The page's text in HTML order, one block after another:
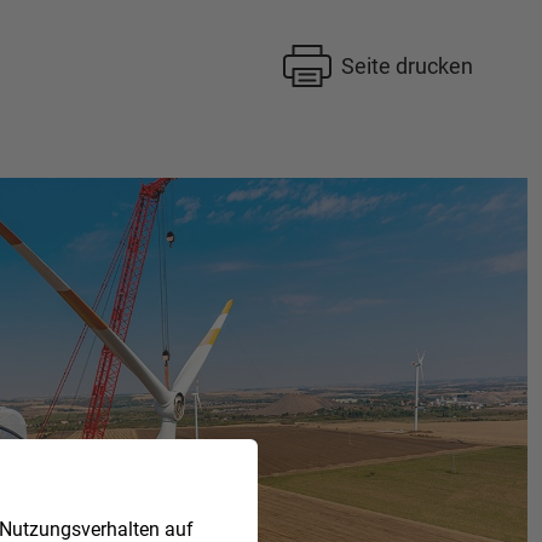
Seite drucken
auf